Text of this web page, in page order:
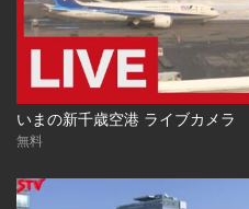
いまの新千歳空港 ライブカメラ
無料